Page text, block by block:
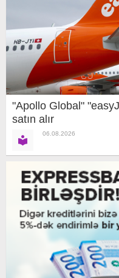
"Apollo Global"
satın alır
06.08.2026